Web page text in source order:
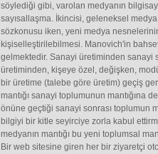
söylediği gibi, varolan medyanın
sayısallaşma. İkincisi, geleneksel
sözkonusu iken, yeni medya
kişiselleştirilebilmesi. Manovich'in
gelmektedir. Sanayi üretiminden sanayi
üretiminden, kişeye özel, değişken,
bir üretime (talebe göre üretim) geçiş
mantığı sanayi toplumunun mantığına
önüne geçtiği sanayi sonrası toplumun
bilgiyi bir kitle seyirciye zorla kabul
medyanın mantığı bu yeni toplumsal
Bir web sitesine giren her bir ziyaretçi